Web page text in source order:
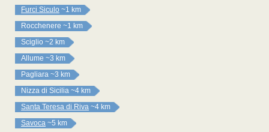
Furci Siculo ~1 km
Rocchenere ~1 km
Sciglio ~2 km
Allume ~3 km
Pagliara ~3 km
Nizza di Sicilia ~4 km
Santa Teresa di Riva ~4 km
Savoca ~5 km